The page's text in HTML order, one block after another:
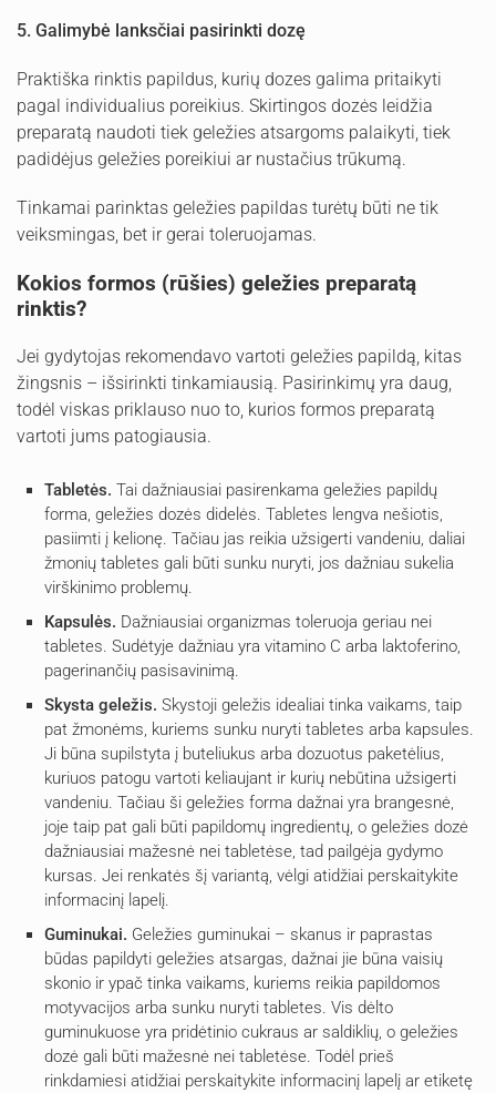
5. Galimybė lanksčiai pasirinkti dozę
Praktiška rinktis papildus, kurių dozes galima pritaikyti
pagal individualius poreikius. Skirtingos dozės leidžia
preparatą naudoti tiek geležies atsargoms palaikyti, tiek
padidėjus geležies poreikiui ar nustačius trūkumą.
Tinkamai parinktas geležies papildas turėtų būti ne tik
veiksmingas, bet ir gerai toleruojamas.
Kokios formos (rūšies) geležies preparatą
rinktis?
Jei gydytojas rekomendavo vartoti geležies papildą, kitas
žingsnis – išsirinkti tinkamiausią. Pasirinkimų yra daug,
todėl viskas priklauso nuo to, kurios formos preparatą
vartoti jums patogiausia.
Tabletės. Tai dažniausiai pasirenkama geležies papildų
forma, geležies dozės didelės. Tabletes lengva nešiotis,
pasiimti į kelionę. Tačiau jas reikia užsigerti vandeniu, daliai
žmonių tabletes gali būti sunku nuryti, jos dažniau sukelia
virškinimo problemų.
Kapsulės. Dažniausiai organizmas toleruoja geriau nei
tabletes. Sudėtyje dažniau yra vitamino C arba laktoferino,
pagerinančių pasisavinimą.
Skysta geležis. Skystoji geležis idealiai tinka vaikams, taip
pat žmonėms, kuriems sunku nuryti tabletes arba kapsules.
Ji būna supilstyta į buteliukus arba dozuotus paketėlius,
kuriuos patogu vartoti keliaujant ir kurių nebūtina užsigerti
vandeniu. Tačiau ši geležies forma dažnai yra brangesnė,
joje taip pat gali būti papildomų ingredientų, o geležies dozė
dažniausiai mažesnė nei tabletėse, tad pailgėja gydymo
kursas. Jei renkatės šį variantą, vėlgi atidžiai perskaitykite
informacinį lapelį.
Guminukai. Geležies guminukai – skanus ir paprastas
būdas papildyti geležies atsargas, dažnai jie būna vaisių
skonio ir ypač tinka vaikams, kuriems reikia papildomos
motyvacijos arba sunku nuryti tabletes. Vis dėlto
guminukuose yra pridėtinio cukraus ar saldiklių, o geležies
dozė gali būti mažesnė nei tabletėse. Todėl prieš
rinkdamiesi atidžiai perskaitykite informacinį lapelį ar etiketę